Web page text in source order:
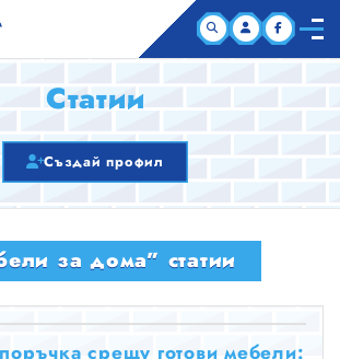
НАЧАЛО
КОМПАНИИ
ЗА НАС
Статии
Създай профил
за дома” статии
срещу готови мебели: